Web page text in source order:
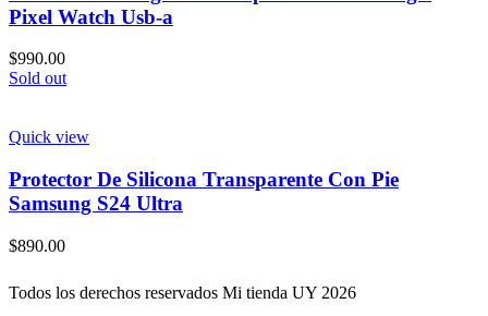
Pixel Watch Usb-a
$990.00
Sold out
Quick view
Protector De Silicona Transparente Con Pie
Samsung S24 Ultra
$890.00
Todos los derechos reservados Mi tienda UY 2026